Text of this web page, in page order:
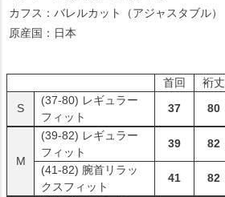
カフス：バレルカット（アジャスタブル）
原産国：日本
首回 裄丈
S
(37-80) レギュラー
フィット
37 80
M
(39-82) レギュラー
フィット
39 82
(41-82) 腕首リラッ
クスフィット
41 82